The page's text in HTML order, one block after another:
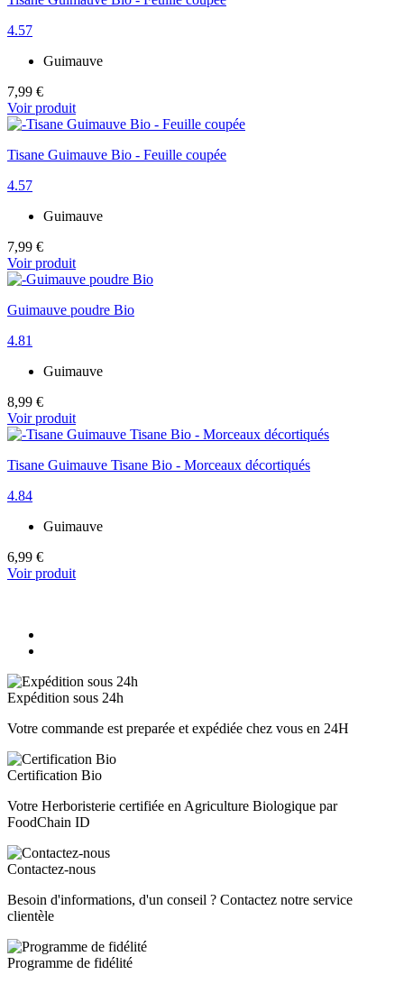
4.57
Guimauve
7,99 €
Voir produit
Tisane Guimauve Bio - Feuille coupée
4.57
Guimauve
7,99 €
Voir produit
Guimauve poudre Bio
4.81
Guimauve
8,99 €
Voir produit
Tisane Guimauve Tisane Bio - Morceaux décortiqués
4.84
Guimauve
6,99 €
Voir produit
Expédition sous 24h
Votre commande est preparée et expédiée chez vous en 24H
Certification Bio
Votre Herboristerie certifiée en Agriculture Biologique par
FoodChain ID
Contactez-nous
Besoin d'informations, d'un conseil ? Contactez notre service
clientèle
Programme de fidélité